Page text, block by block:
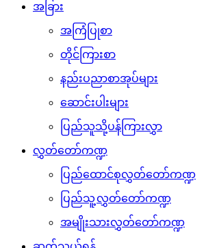
အခြား
အကြံပြုစာ
တိုင်ကြားစာ
နည်းပညာစာအုပ်များ
ဆောင်းပါးများ
ပြည်သူသို့ပန်ကြားလွှာ
လွှတ်တော်ကဏ္ဍ
ပြည်ထောင်စုလွှတ်တော်ကဏ္ဍ
ပြည်သူ့လွှတ်တော်ကဏ္ဍ
အမျိုးသားလွှတ်တော်ကဏ္ဍ